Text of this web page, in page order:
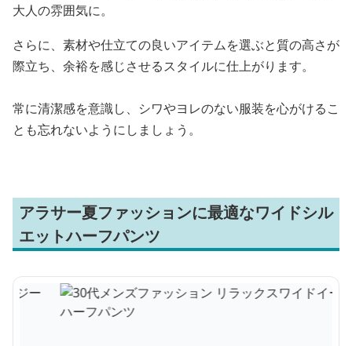
大人の雰囲気に。
さらに、素材や仕立ての良いアイテムを選ぶと質の高さが
際立ち、余裕を感じさせるスタイルに仕上がります。
常に清潔感を意識し、シワやヨレのない服装を心がけるこ
とも忘れないようにしましょう。
アラサー夏ファッションに最適なワイドシル
エットハーフパンツ